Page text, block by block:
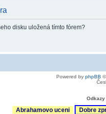
disku uložená tímto fórem?
Powered by phpBB
Abrahamovo uceni Dobre